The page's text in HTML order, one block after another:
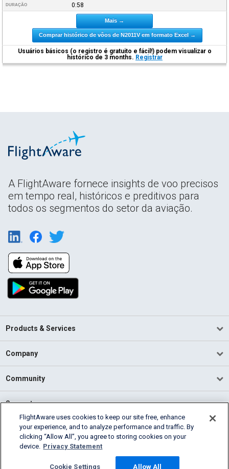
DURAÇÃO 0:58
Mais →
Comprar histórico de vôos de N2011V em formato Excel →
Usuários básicos (o registro é gratuito e fácil!) podem visualizar o
histórico de 3 months. Registrar
A FlightAware fornece insights de voo precisos
em tempo real, históricos e preditivos para
todos os segmentos do setor da aviação.
Products & Services
Company
Community
Support
English (USA)
2026 FlightAware
Cookie Settings
FlightAware uses cookies to keep our site free, enhance
your experience, and to analyze performance and traffic. By
clicking “Allow All”, you agree to storing cookies on your
device. Privacy Statement
Cookie Settings Allow All